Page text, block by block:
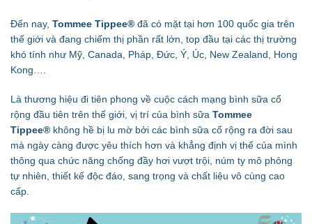
Đến nay, Tommee Tippee® đã có mặt tại hơn 100 quốc gia trên
thế giới và đang chiếm thị phần rất lớn, top đầu tại các thị trường
khó tính như Mỹ, Canada, Pháp, Đức, Ý, Úc, New Zealand, Hong
Kong….
Là thương hiệu đi tiên phong về cuộc cách mạng bình sữa cổ
rộng đầu tiên trên thế giới, vị trí của bình sữa Tommee
Tippee® không hề bị lu mờ bởi các bình sữa cổ rộng ra đời sau
mà ngày càng được yêu thích hơn và khẳng định vị thế của mình
thông qua chức năng chống đầy hơi vượt trội, núm ty mô phỏng
tự nhiên, thiết kế độc đáo, sang trọng và chất liệu vô cùng cao
cấp.